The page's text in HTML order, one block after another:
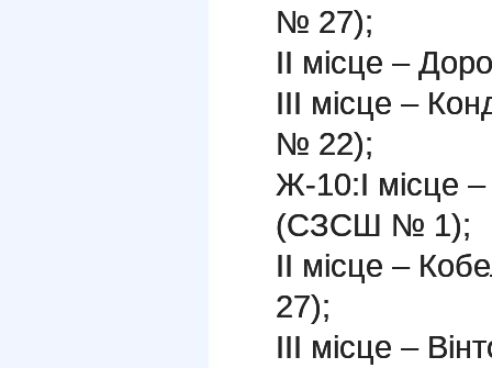
№ 27);
ІІ місце –
ІІІ місце –
№ 22);
Ж-10:І місце
(СЗСШ № 1);
ІІ місце –
27);
ІІІ місце –